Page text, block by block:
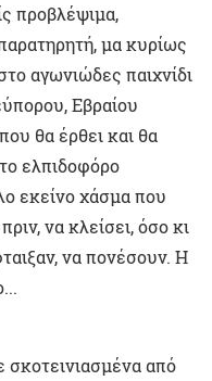
προβλέψιμα,
μα κυρίως
αγωνιώδες παιχνίδι
Εβραίου
θα έρθει και θα
ελπιδοφόρο
εκείνο χάσμα που
να κλείσει, όσο κι
να πονέσουν. Η
σκοτεινιασμένα από